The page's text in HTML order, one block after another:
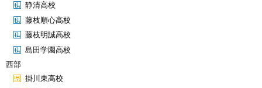
静清高校
藤枝順心高校
藤枝明誠高校
島田学園高校
西部
掛川東高校